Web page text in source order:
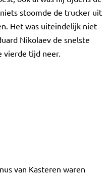
stoomde de trucker uit
Het was uiteindelijk niet
Nikolaev de snelste
vierde tijd neer.
van Kasteren waren